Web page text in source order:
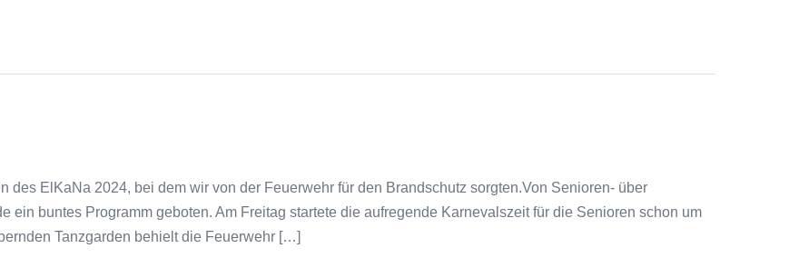
des ElKaNa 2024, bei dem wir von der Feuerwehr für den Brandschutz sorgten.Von Senioren- über
ein buntes Programm geboten. Am Freitag startete die aufregende Karnevalszeit für die Senioren schon um
Tanzgarden behielt die Feuerwehr […]